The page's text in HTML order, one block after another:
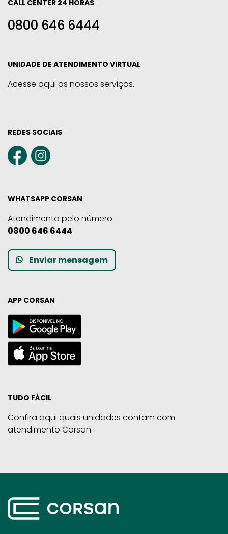
CALL CENTER 24 HORAS
0800 646 6444
UNIDADE DE ATENDIMENTO VIRTUAL
Acesse aqui os nossos serviços.
REDES SOCIAIS
WHATSAPP CORSAN
Atendimento pelo número
0800 646 6444
Enviar mensagem
APP CORSAN
TUDO FÁCIL
Confira aqui quais unidades contam com
atendimento Corsan.